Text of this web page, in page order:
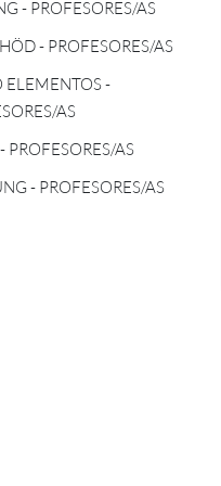
-
AS
- PROFESORES/AS
- PROFESORES/AS
ELEMENTOS -
AS
PROFESORES/AS
- PROFESORES/AS